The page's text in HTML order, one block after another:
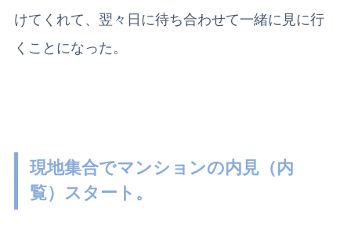
けてくれて、翌々日に待ち合わせて一緒に見に行
くことになった。
現地集合でマンションの内見（内
覧）スタート。